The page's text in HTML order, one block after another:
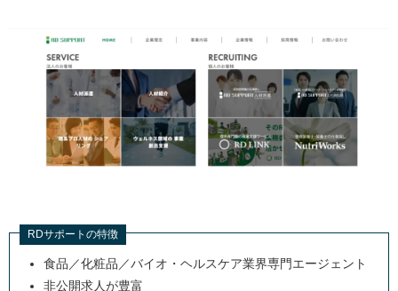
RDサポートの特徴
食品／化粧品／バイオ・ヘルスケア業界専門エージェント
非公開求人が豊富